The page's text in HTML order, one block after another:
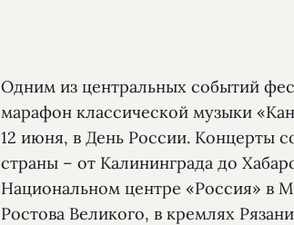
Одним из центральных событий
марафон классической музыки
12 июня, в День России. Концерты
страны – от Калининграда до
Национальном центре «Россия» в
Ростова Великого, в кремлях